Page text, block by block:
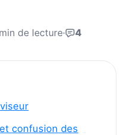
de lecture· 4
confusion des